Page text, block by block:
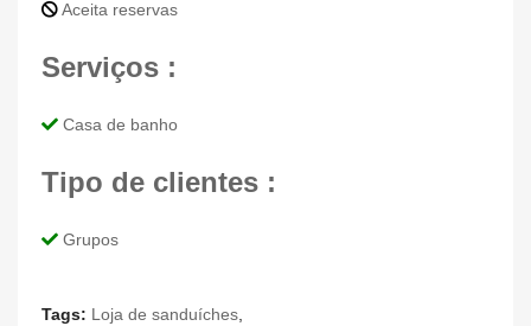
Aceita reservas
Serviços :
Casa de banho
Tipo de clientes :
Grupos
Tags: Loja de sanduíches,